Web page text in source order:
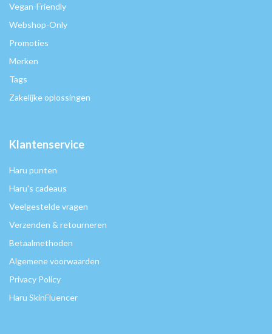
Vegan-Friendly
Webshop-Only
Promoties
Merken
Tags
Zakelijke oplossingen
Klantenservice
Haru punten
Haru's cadeaus
Veelgestelde vragen
Verzenden & retourneren
Betaalmethoden
Algemene voorwaarden
Privacy Policy
Haru SkinFluencer